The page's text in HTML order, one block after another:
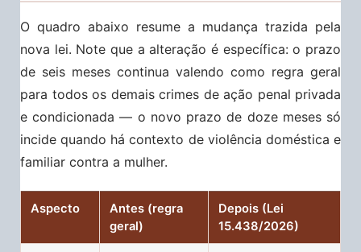
O quadro abaixo resume a mudança trazida pela
nova lei. Note que a alteração é específica: o prazo
de seis meses continua valendo como regra geral
para todos os demais crimes de ação penal privada
e condicionada — o novo prazo de doze meses só
incide quando há contexto de violência doméstica e
familiar contra a mulher.
Aspecto
Antes (regra
geral)
Depois (Lei
15.438/2026)